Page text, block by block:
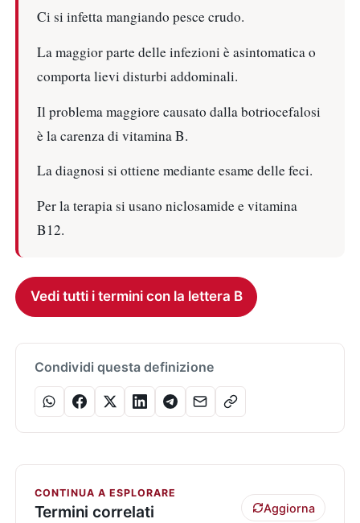
Ci si infetta mangiando pesce crudo.
La maggior parte delle infezioni è asintomatica o
comporta lievi disturbi addominali.
Il problema maggiore causato dalla botriocefalosi
è la carenza di vitamina B.
La diagnosi si ottiene mediante esame delle feci.
Per la terapia si usano niclosamide e vitamina
B12.
Vedi tutti i termini con la lettera B
Condividi questa definizione
CONTINUA A ESPLORARE
Termini correlati Aggiorna